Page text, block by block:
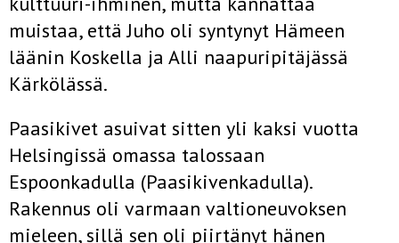
muistaa, että Juho oli syntynyt Hämeen
läänin Koskella ja Alli naapuripitäjässä
Kärkölässä.
Paasikivet asuivat sitten yli kaksi vuotta
Helsingissä omassa talossaan
Espoonkadulla (Paasikivenkadulla).
Rakennus oli varmaan valtioneuvoksen
mieleen, sillä sen oli piirtänyt hänen